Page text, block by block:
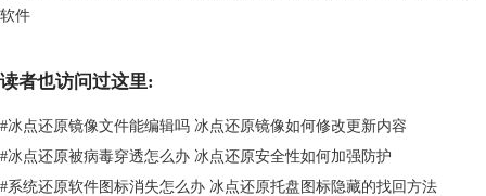
图2：设置ThawSpace
软件
读者也访问过这里:
#冰点还原镜像文件能编辑吗 冰点还原镜像如何修改更新内容
#冰点还原被病毒穿透怎么办 冰点还原安全性如何加强防护
#系统还原软件图标消失怎么办 冰点还原托盘图标隐藏的找回方法